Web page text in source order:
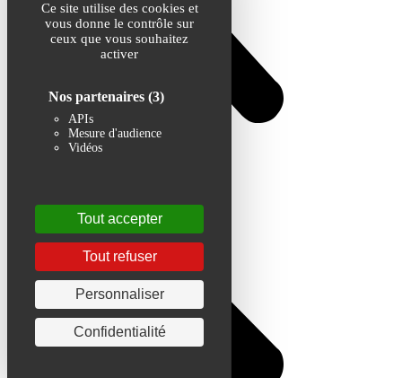
Ce site utilise des cookies et
vous donne le contrôle sur
ceux que vous souhaitez
activer
Nos partenaires (3)
APIs
Mesure d'audience
Vidéos
Tout accepter
Tout refuser
Personnaliser
Confidentialité